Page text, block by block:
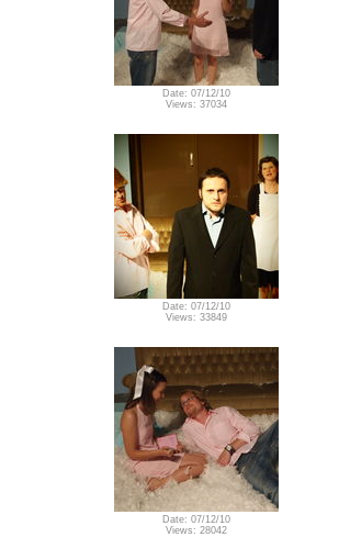
Date: 07/12/10
Views: 37034
Date: 07/12/10
Views: 33849
Date: 07/12/10
Views: 28042